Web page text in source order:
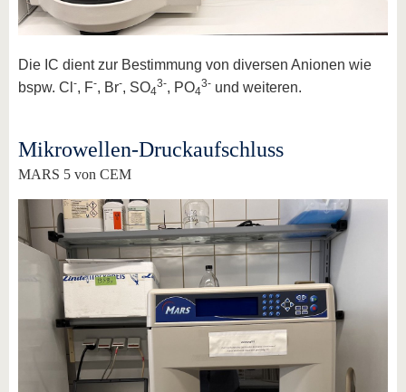
Die IC dient zur Bestimmung von diversen Anionen wie
bspw. Cl -, F-, Br-, SO4
3-, PO4
3- und weiteren.
Mikrowellen-Druckaufschluss
MARS 5 von CEM